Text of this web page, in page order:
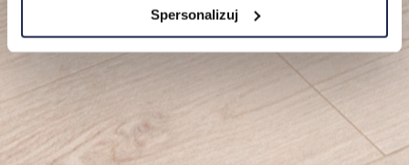
Spersonalizuj